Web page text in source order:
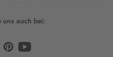
uns auch bei: